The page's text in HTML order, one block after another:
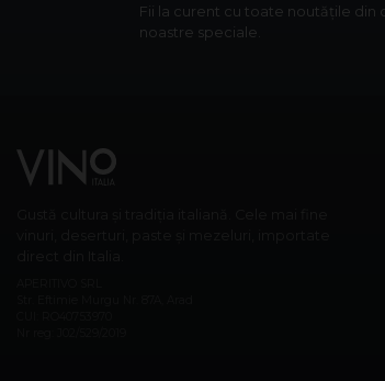
Fii la curent cu toate noutățile din
noastre speciale.